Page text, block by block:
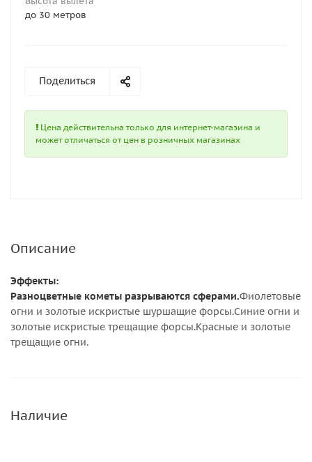
до 30 метров
Поделиться
Цена действительна только для интернет-магазина и
может отличаться от цен в розничных магазинах
Описание
Эффекты:
Разноцветные кометы разрываются сферами.Фиолетовые
огни и золотые искристые шуршащие форсы.Синие огни и
золотые искристые трещащие форсы.Красные и золотые
трещащие огни.
Наличие